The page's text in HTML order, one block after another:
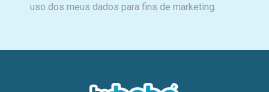
uso dos meus dados para fins de marketing.